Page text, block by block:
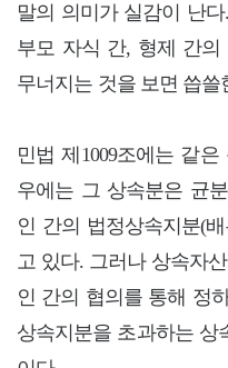
말의 의미가 실감이 난
부모 자식 간, 형제 간의
무너지는 것을 보면 씁쓸
민법 제1009조에는 같
우에는 그 상속분은 균
인 간의 법정상속지분(
고 있다. 그러나 상속자
인 간의 협의를 통해 정
상속지분을 초과하는 상